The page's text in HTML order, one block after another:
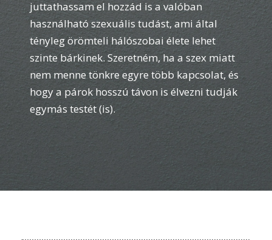
juttathassam el hozzád is a valóban
használható szexuális tudást, ami által
tényleg örömteli hálószobai élete lehet
szinte bárkinek. Szeretném, ha a szex miatt
nem menne tönkre egyre több kapcsolat, és
hogy a párok hosszú távon is élvezni tudják
egymás testét (is).